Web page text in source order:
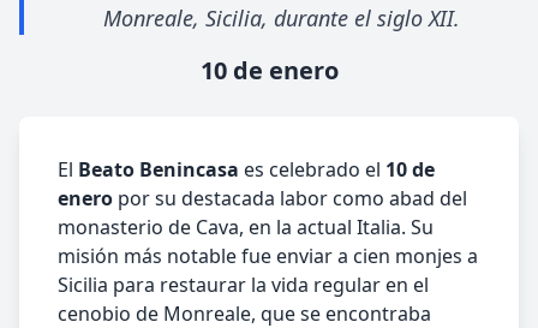
Monreale, Sicilia, durante el siglo XII.
10 de enero
El Beato Benincasa es celebrado el 10 de
enero por su destacada labor como abad del
monasterio de Cava, en la actual Italia. Su
misión más notable fue enviar a cien monjes a
Sicilia para restaurar la vida regular en el
cenobio de Monreale, que se encontraba